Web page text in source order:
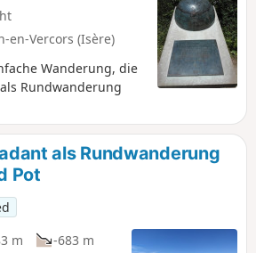
en-Vercors (Isère)
Wanderung, die
Rundwanderung
als Rundwanderung
Pot
m
-683 m